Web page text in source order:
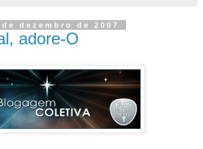
dezembro de 2007
adore-O